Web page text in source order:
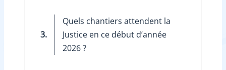
3.
Quels chantiers attendent la
Justice en ce début d’année
2026 ?